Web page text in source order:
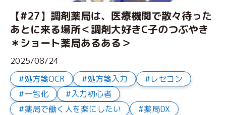
【#27】調剤薬局は、医療機関で散々待った
あとに来る場所＜調剤大好きC子のつぶやき
＊ショート薬局あるある＞
2025/08/24
処方箋OCR
処方箋入力
レセコン
一包化
入力初心者
薬局で働く人を楽にしたい
薬局DX